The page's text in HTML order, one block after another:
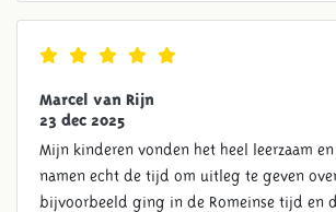
Marcel van Rijn
23 dec 2025
Mijn kinderen vonden het heel leerzaam
namen echt de tijd om uitleg te geven
bijvoorbeeld ging in de Romeinse tijd en